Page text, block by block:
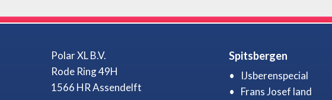
Polar XL B.V.
Rode Ring 49H
1566 HR Assendelft
Spitsbergen
IJsberenspecial
Frans Josef land